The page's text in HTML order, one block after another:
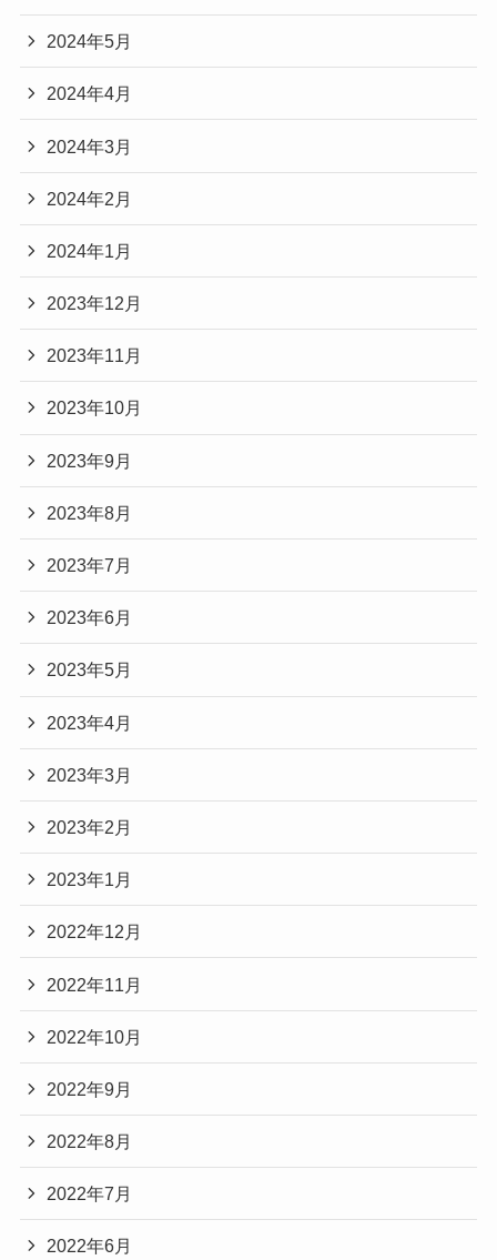
2024年5月
2024年4月
2024年3月
2024年2月
2024年1月
2023年12月
2023年11月
2023年10月
2023年9月
2023年8月
2023年7月
2023年6月
2023年5月
2023年4月
2023年3月
2023年2月
2023年1月
2022年12月
2022年11月
2022年10月
2022年9月
2022年8月
2022年7月
2022年6月